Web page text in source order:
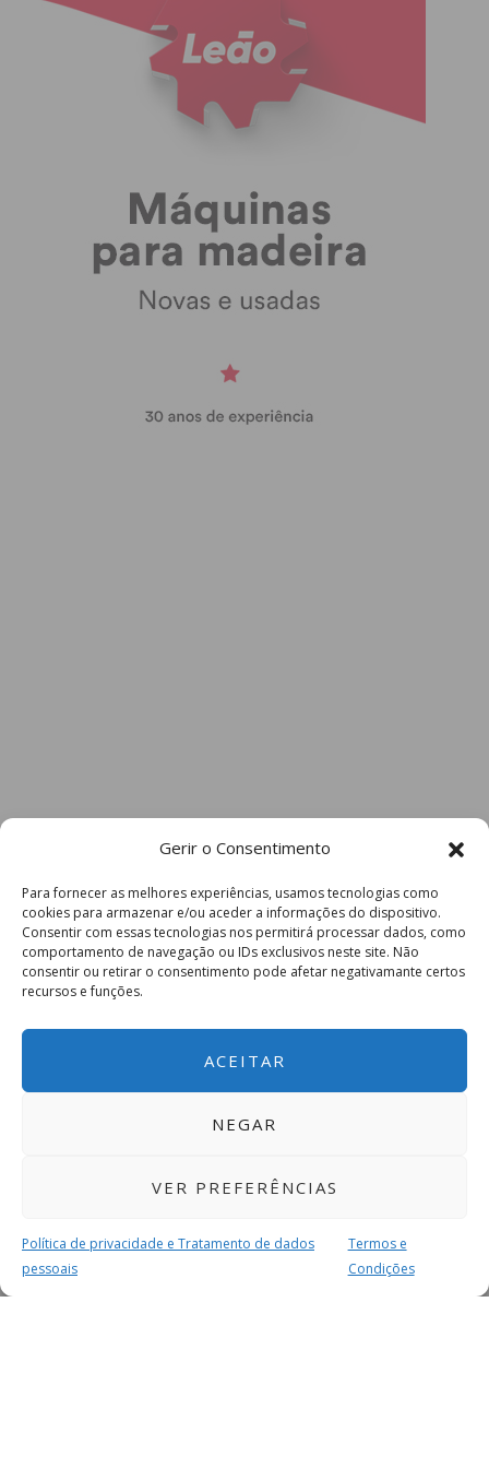
Gerir o Consentimento
Para fornecer as melhores experiências, usamos tecnologias como
cookies para armazenar e/ou aceder a informações do dispositivo.
Consentir com essas tecnologias nos permitirá processar dados, como
comportamento de navegação ou IDs exclusivos neste site. Não
consentir ou retirar o consentimento pode afetar negativamante certos
recursos e funções.
ACEITAR
NEGAR
VER PREFERÊNCIAS
Política de privacidade e Tratamento de dados
pessoais
Termos e
Condições